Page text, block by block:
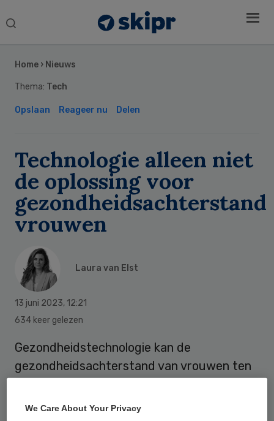
Search
Home › Nieuws
Thema: Tech
Opslaan Reageer nu Delen
Technologie alleen niet
de oplossing voor
gezondheidsachterstand
vrouwen
Laura van Elst
13 juni 2023, 12:21
634 keer gelezen
Gezondheidstechnologie kan de
gezondheidsachterstand van vrouwen ten
het inhalen van de achtergestelde positie
Sidebar
We Care About Your Privacy